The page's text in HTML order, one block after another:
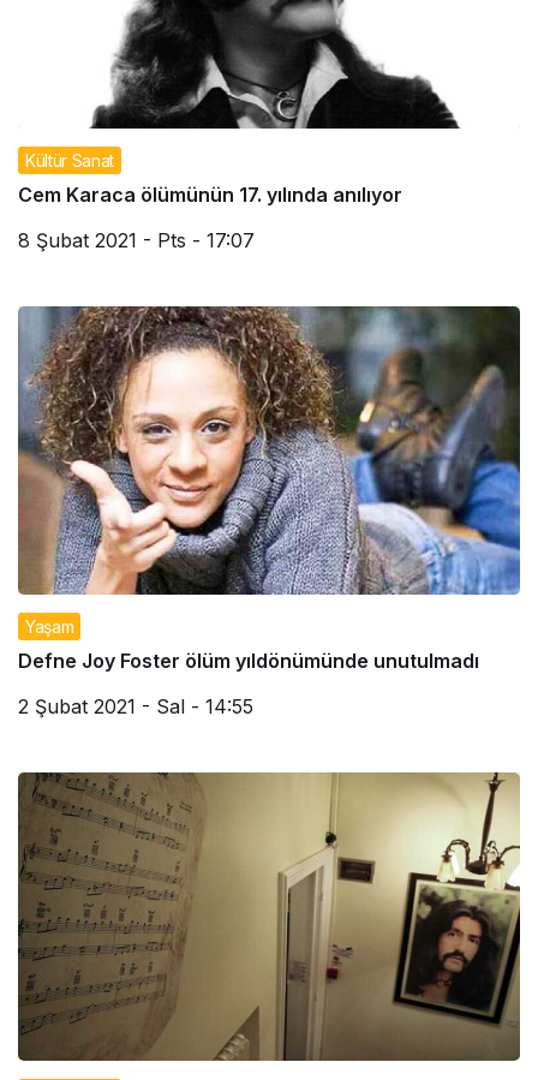
Kültür Sanat
Cem Karaca ölümünün 17. yılında anılıyor
8 Şubat 2021 - Pts - 17:07
Yaşam
Defne Joy Foster ölüm yıldönümünde unutulmadı
2 Şubat 2021 - Sal - 14:55